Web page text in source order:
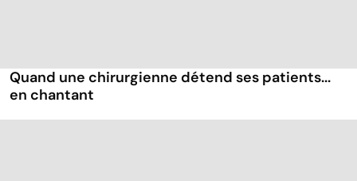
Quand une chirurgienne détend ses patients...
en chantant